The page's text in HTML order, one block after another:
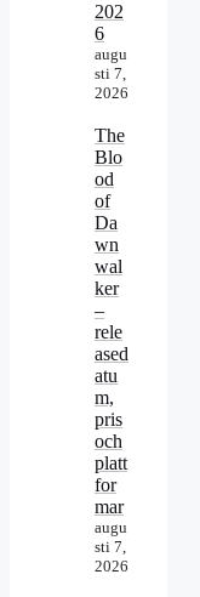
202
6
augu
sti 7,
2026
The
Blo
od
of
Da
wn
wal
ker
–
rele
ased
atu
m,
pris
och
platt
for
mar
augu
sti 7,
2026